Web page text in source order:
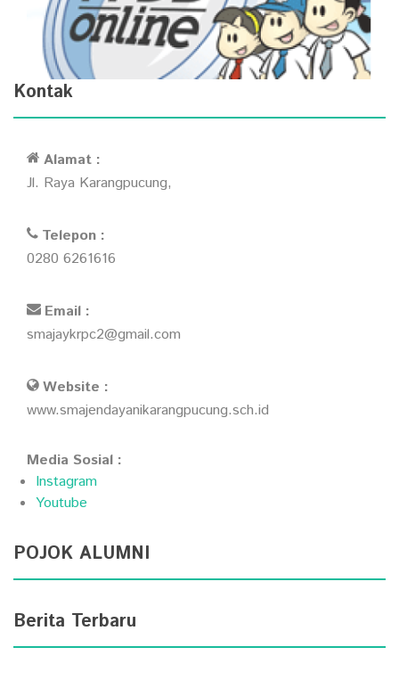
Kontak
Alamat :
Jl. Raya Karangpucung,
Telepon :
0280 6261616
Email :
smajaykrpc2@gmail.com
Website :
www.smajendayanikarangpucung.sch.id
Media Sosial :
Instagram
Youtube
POJOK ALUMNI
Berita Terbaru